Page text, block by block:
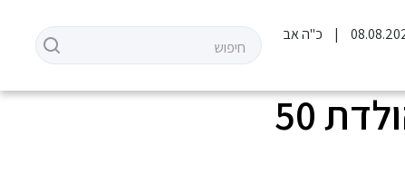
כ"ה אב
חגיגה בלתי נשכחת – רעיונות ליום הולדת 50